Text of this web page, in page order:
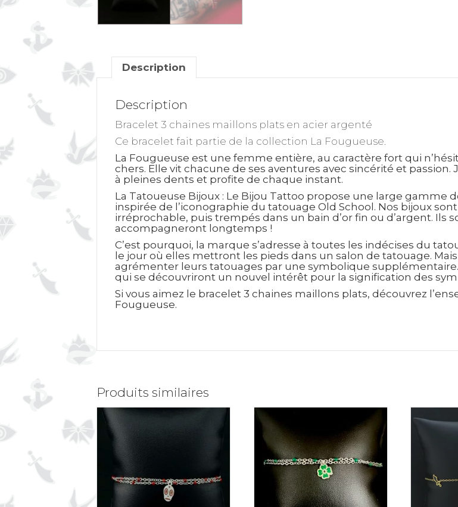
Description
Description
Bracelet 3 chaines maillons plats en acier argenté
Ce bracelet fait partie de la collection La Fougueuse.
La Fougueuse est une femme entière, au caractère fort qui
chers. Elle vit chacune de ses aventures avec sincérité et
à pleines dents et profite de chaque instant.
La Tatoueuse Bijoux : Le Bijou Tattoo propose une large gamme
inspirée de l’iconographie du tatouage Old School. Nos bijoux
irréprochable, puis trempés dans un bain d’or fin ou d’argent. Ils
accompagneront longtemps !
C’est pourquoi, la marque s’adresse à toutes les indécises du
le jour où elles mettront les pieds dans un salon de tatouage.
agrémenter leurs tatouages par une symbolique
qui se découvriront un nouvel intérêt pour la signification des
Si vous aimez le bracelet 3 chaines maillons plats, découvrez
Fougueuse.
Produits similaires